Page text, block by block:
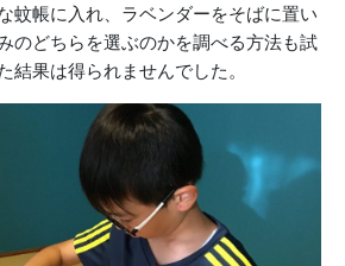
蚊帳に入れ、ラベンダーをそばに置い
のどちらを選ぶのかを調べる方法も試
結果は得られませんでした。